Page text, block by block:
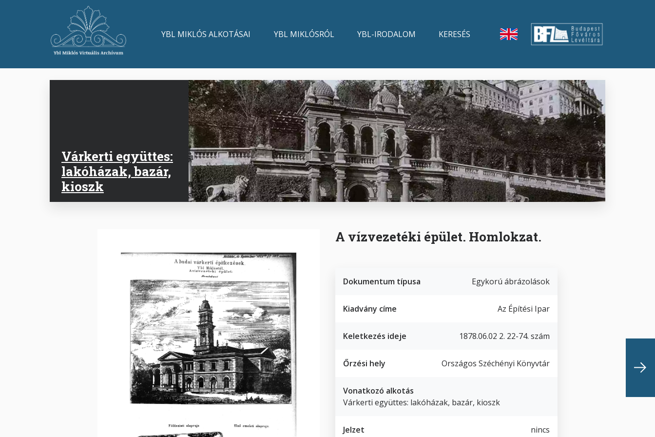
MainYBL MIKLÓS ALKOTÁSAI YBL MIKLÓSRÓL YBL-IRODALOM KERESÉS
Várkerti együttes:
lakóházak, bazár,
kioszk
A vízvezetéki épület. Homlokzat.
Dokumentum típusa Egykorú ábrázolások
Kiadvány címe Az Építési Ipar
Keletkezés ideje 1878.06.02 2. 22-74. szám
Őrzési hely Országos Széchényi Könyvtár
Vonatkozó alkotás
Várkerti együttes: lakóházak, bazár, kioszk
Jelzet nincs